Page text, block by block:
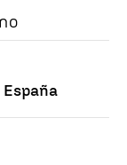
España